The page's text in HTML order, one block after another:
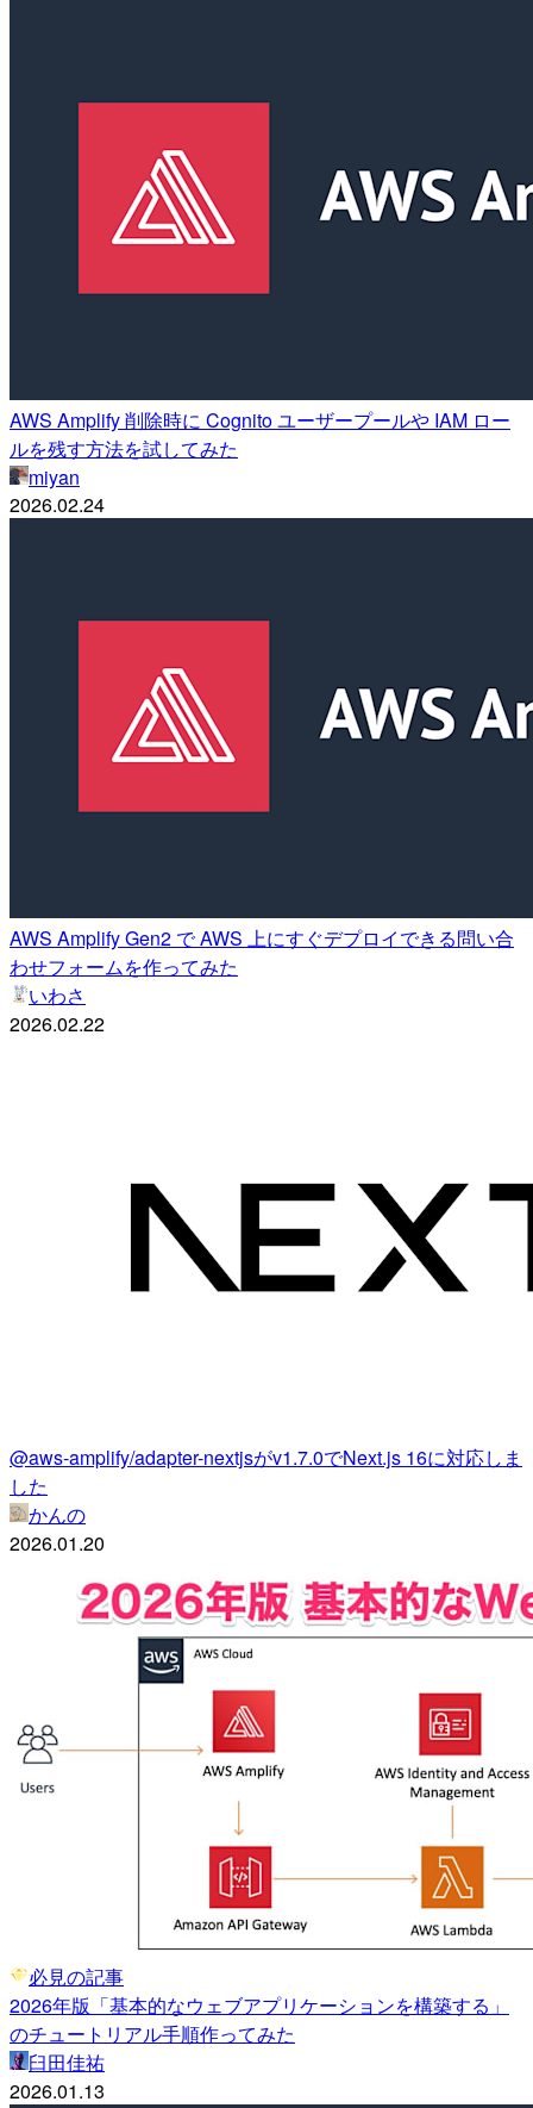
AWS Amplify 削除時に Cognito ユーザープールや IAM ロー
ルを残す方法を試してみた
miyan
2026.02.24
AWS Amplify Gen2 で AWS 上にすぐデプロイできる問い合
わせフォームを作ってみた
いわさ
2026.02.22
@aws-amplify/adapter-nextjsがv1.7.0でNext.js 16に対応しま
した
かんの
2026.01.20
必見の記事
2026年版「基本的なウェブアプリケーションを構築する」
のチュートリアル手順作ってみた
臼田佳祐
2026.01.13